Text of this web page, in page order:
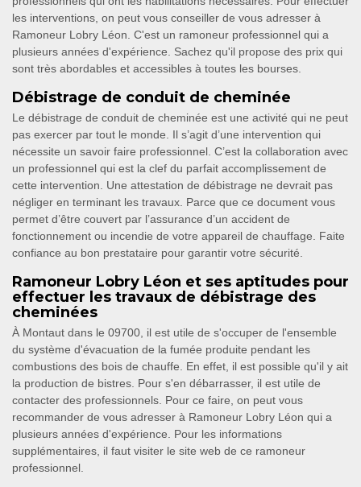
les interventions, on peut vous conseiller de vous adresser à
Ramoneur Lobry Léon. C'est un ramoneur professionnel qui a
plusieurs années d'expérience. Sachez qu'il propose des prix qui
sont très abordables et accessibles à toutes les bourses.
Débistrage de conduit de cheminée
Le débistrage de conduit de cheminée est une activité qui ne peut
pas exercer par tout le monde. Il s’agit d’une intervention qui
nécessite un savoir faire professionnel. C’est la collaboration avec
un professionnel qui est la clef du parfait accomplissement de
cette intervention. Une attestation de débistrage ne devrait pas
négliger en terminant les travaux. Parce que ce document vous
permet d’être couvert par l’assurance d’un accident de
fonctionnement ou incendie de votre appareil de chauffage. Faite
confiance au bon prestataire pour garantir votre sécurité.
Ramoneur Lobry Léon et ses aptitudes pour
effectuer les travaux de débistrage des
cheminées
À Montaut dans le 09700, il est utile de s'occuper de l'ensemble
du système d'évacuation de la fumée produite pendant les
combustions des bois de chauffe. En effet, il est possible qu'il y ait
la production de bistres. Pour s'en débarrasser, il est utile de
contacter des professionnels. Pour ce faire, on peut vous
recommander de vous adresser à Ramoneur Lobry Léon qui a
plusieurs années d'expérience. Pour les informations
supplémentaires, il faut visiter le site web de ce ramoneur
professionnel.